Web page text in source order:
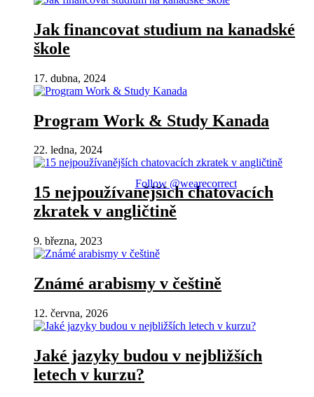
Jak financovat studium na kanadské
škole
17. dubna, 2024
Program Work & Study Kanada
22. ledna, 2024
15 nejpoužívanějších chatovacích
zkratek v angličtině
9. března, 2023
Známé arabismy v češtině
12. června, 2026
Jaké jazyky budou v nejbližších
letech v kurzu?
Follow @wearecorrect